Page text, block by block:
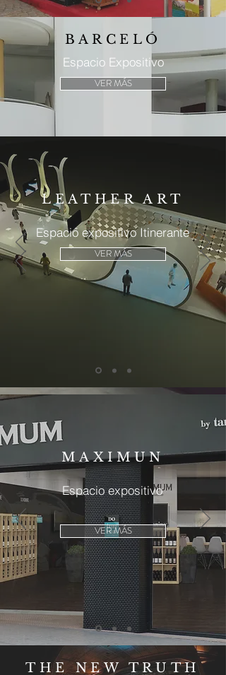
BARCELÓ
Espacio Expositivo
VER MÁS
LEATHER ART
Espacio expositivo Itinerante
VER MÁS
MAXIMUN
Espacio expositivo
VER MÁS
THE NEW TRUTH